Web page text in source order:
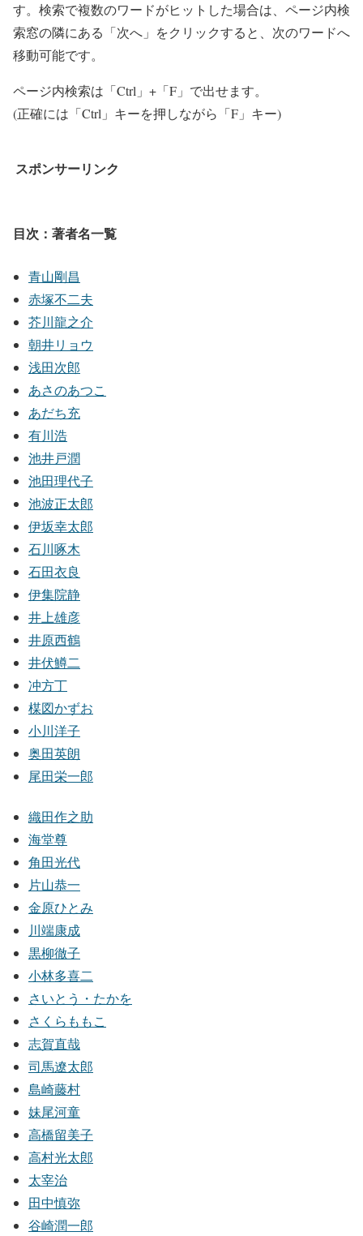
す。検索で複数のワードがヒットした場合は、ページ内検
索窓の隣にある「次へ」をクリックすると、次のワードへ
移動可能です。
ページ内検索は「Ctrl」+「F」で出せます。
(正確には「Ctrl」キーを押しながら「F」キー)
スポンサーリンク
目次：著者名一覧
青山剛昌
赤塚不二夫
芥川龍之介
朝井リョウ
浅田次郎
あさのあつこ
あだち充
有川浩
池井戸潤
池田理代子
池波正太郎
伊坂幸太郎
石川啄木
石田衣良
伊集院静
井上雄彦
井原西鶴
井伏鱒二
冲方丁
楳図かずお
小川洋子
奥田英朗
尾田栄一郎
織田作之助
海堂尊
角田光代
片山恭一
金原ひとみ
川端康成
黒柳徹子
小林多喜二
さいとう・たかを
さくらももこ
志賀直哉
司馬遼太郎
島崎藤村
妹尾河童
高橋留美子
高村光太郎
太宰治
田中慎弥
谷崎潤一郎